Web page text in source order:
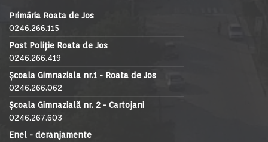
Primăria Roata de Jos
0246.266.115
Post Poliție Roata de Jos
0246.266.419
Școala Gimnaziala nr.1 - Roata de Jos
0246.266.062
Școala Gimnazială nr. 2 - Cartojani
0246.267.603
Enel - deranjamente